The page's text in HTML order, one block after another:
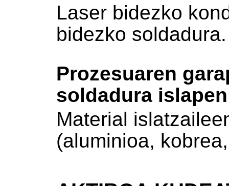
Laser bidezko
bidezko soldadura.
Prozesuaren
soldadura
Material
(aluminioa,